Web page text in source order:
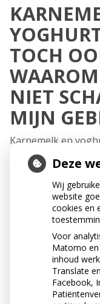
TOCH
NIET
MIJN
Karnemelk en
fosfaatgehalte.
op. Melk en
beschermende rol
ontstaan van
yoghurtdranken
gaatjes
Melk en
Deze
Wij
website
cookies en
Voor
Matomo en
inhoud
Translate
Facebook,